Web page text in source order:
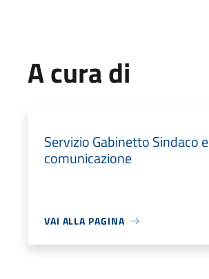
A cura di
Servizio Gabinetto Sindaco e
comunicazione
VAI ALLA PAGINA